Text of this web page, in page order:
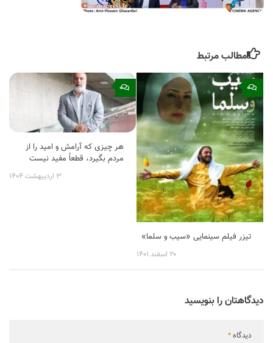
مطالب مرتبط
۰
هر چیزی که آرامش و امید را از
مردم بگیرد، قطعاً مفید نیست
۳ اردیبهشت ۱۴۰۴
۰
تیزر فیلم سینمایی «سیب و سلما»
۲۰ اسفند ۱۴۰۱
دیدگاهتان را بنویسید
دیدگاه*